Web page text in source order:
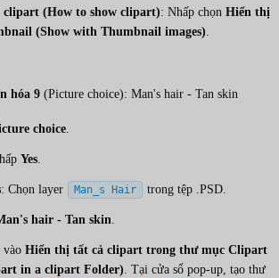
clipart (How to show clipart): Nhấp chọn Hiển thị
(Show with Thumbnail images).
hóa 9 (Picture choice): Man's hair - Tan skin
choice.
Yes.
: Chọn layer Man_s Hair trong tệp .PSD.
hair - Tan skin.
vào Hiển thị tất cả clipart trong thư mục Clipart
in a clipart Folder). Tại cửa sổ pop-up, tạo thư